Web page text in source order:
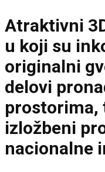
Atraktivni
u koji su
originalni
delovi
prostorima,
izložbeni
nacionalne